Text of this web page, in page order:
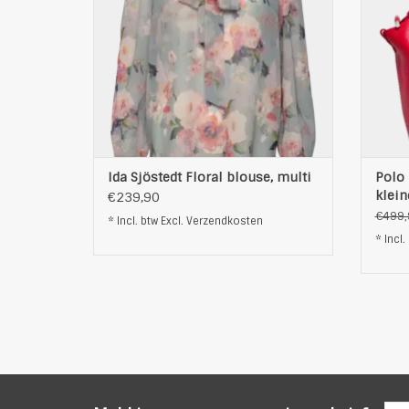
een delicate bloemenprint en een
flatterende V-halslijn.
Pasvorm: Classic/ Regular
Halslij
TOEVOEGEN AAN WINKELWAGEN
Ida Sjöstedt Floral blouse, multi
€239,90
* Incl. btw Excl. Verzendkosten
Polo
* Incl.